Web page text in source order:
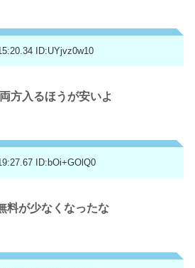
ID:UYjvz0w10
方入るほうが安いよ
ID:bOi+GOlQ0
料が少なくなったな